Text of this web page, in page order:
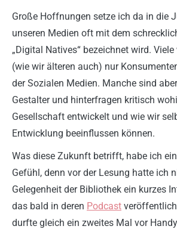
Große Hoffnungen setze ich da in die
unseren Medien oft mit dem
„Digital Natives“ bezeichnet wird.
(wie wir älteren auch) nur
der Sozialen Medien. Manche sind
Gestalter und hinterfragen kritisch
Gesellschaft entwickelt und wie wir
Entwicklung beeinflussen können.
Was diese Zukunft betrifft, habe ich
Gefühl, denn vor der Lesung hatte ich
Gelegenheit der Bibliothek ein kurzes
das bald in deren Podcast
durfte gleich ein zweites Mal vor